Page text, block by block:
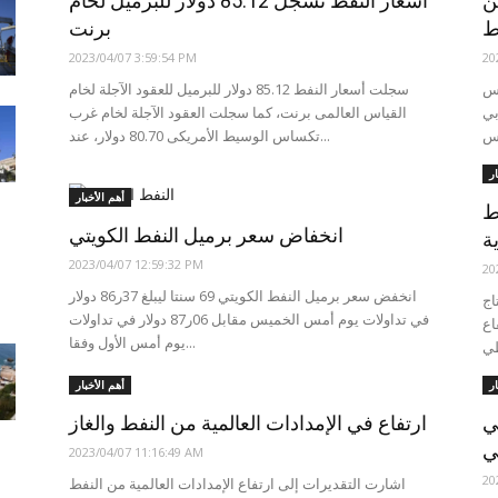
برنت
2023/04/07 3:59:54 PM
سجلت أسعار النفط 85.12 دولار للبرميل للعقود الآجلة لخام
القياس العالمى برنت، كما سجلت العقود الآجلة لخام غرب
تكساس الوسيط الأمريكى 80.70 دولار، عند...
أهم الأخبار
انخفاض سعر برميل النفط الكويتي
2023/04/07 12:59:32 PM
انخفض سعر برميل النفط الكويتي 69 سنتا ليبلغ 37ر86 دولار
في تداولات يوم أمس الخميس مقابل 06ر87 دولار في تداولات
يوم أمس الأول وفقا...
أهم الأخبار
ارتفاع في الإمدادات العالمية من النفط والغاز
2023/04/07 11:16:49 AM
اشارت التقديرات إلى ارتفاع الإمدادات العالمية من النفط